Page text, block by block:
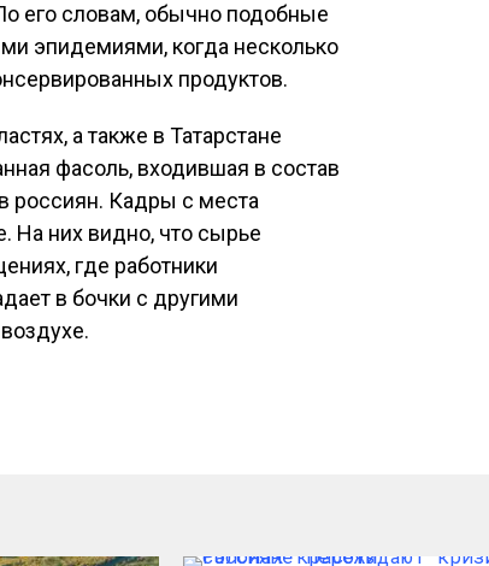
его словам, обычно подобные
эпидемиями, когда несколько
продуктов.
а также в Татарстане
фасоль, входившая в состав
россиян. Кадры с места
На них видно, что сырье
где работники
в бочки с другими